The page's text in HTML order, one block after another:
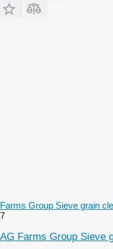
Farms Group Sieve grain
7
AG Farms Group Sieve